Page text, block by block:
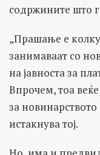
содржините што
„Прашање е
занимаваат со
на јавноста за
Впрочем, тоа
за
истакнува тој.